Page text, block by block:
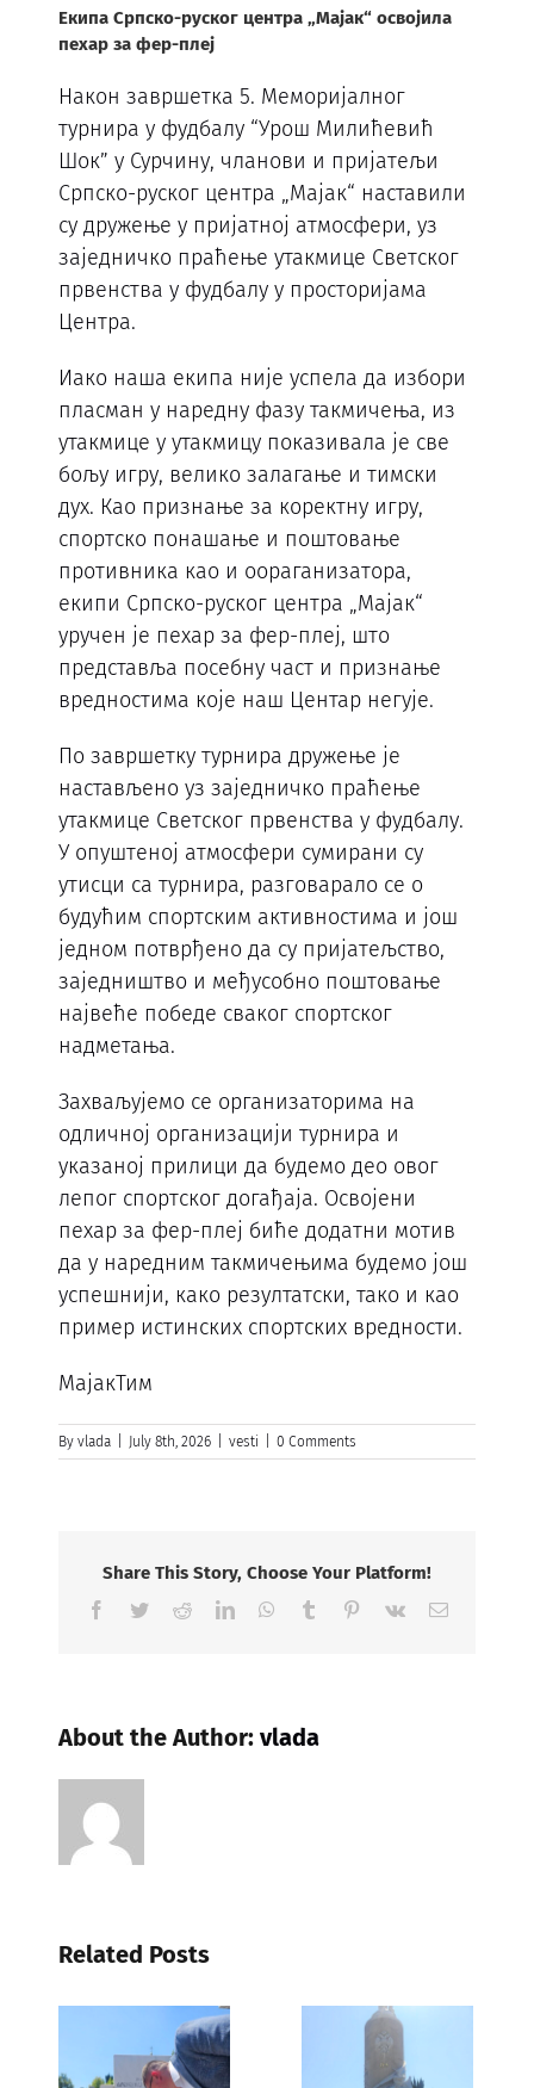
Екипа Српско-руског центра „Мајак“ освојила
пехар за фер-плеј
Након завршетка 5. Меморијалног
турнира у фудбалу “Урош Милићевић
Шок” у Сурчину, чланови и пријатељи
Српско-руског центра „Мајак“ наставили
су дружење у пријатној атмосфери, уз
заједничко праћење утакмице Светског
првенства у фудбалу у просторијама
Центра.
Иако наша екипа није успела да избори
пласман у наредну фазу такмичења, из
утакмице у утакмицу показивала је све
бољу игру, велико залагање и тимски
дух. Као признање за коректну игру,
спортско понашање и поштовање
противника као и оораганизатора,
екипи Српско-руског центра „Мајак“
уручен је пехар за фер-плеј, што
представља посебну част и признање
вредностима које наш Центар негује.
По завршетку турнира дружење је
настављено уз заједничко праћење
утакмице Светског првенства у фудбалу.
У опуштеној атмосфери сумирани су
утисци са турнира, разговарало се о
будућим спортским активностима и још
једном потврђено да су пријатељство,
заједништво и међусобно поштовање
највеће победе сваког спортског
надметања.
Захваљујемо се организаторима на
одличној организацији турнира и
указаној прилици да будемо део овог
лепог спортског догађаја. Освојени
пехар за фер-плеј биће додатни мотив
да у наредним такмичењима будемо још
успешнији, како резултатски, тако и као
пример истинских спортских вредности.
МајакТим
Byvlada July 8th, 2026 vesti 0 Comments
Share This Story, Choose Your Platform!
Facebook
TwitterRedditLinkedInWhatsApp
Tumblr Pinterest
Vk Email
About the Author:vlada
Related Posts